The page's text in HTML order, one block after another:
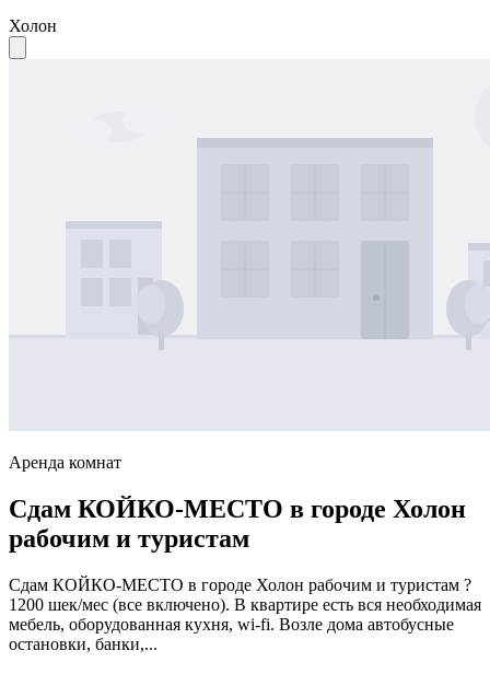
Холон
Аренда комнат
Сдам КОЙКО-МЕСТО в городе Холон
рабочим и туристам
Сдам КОЙКО-МЕСТО в городе Холон рабочим и туристам ?
1200 шек/мес (все включено). В квартире есть вся необходимая
мебель, оборудованная кухня, wi-fi. Возле дома автобусные
остановки, банки,...